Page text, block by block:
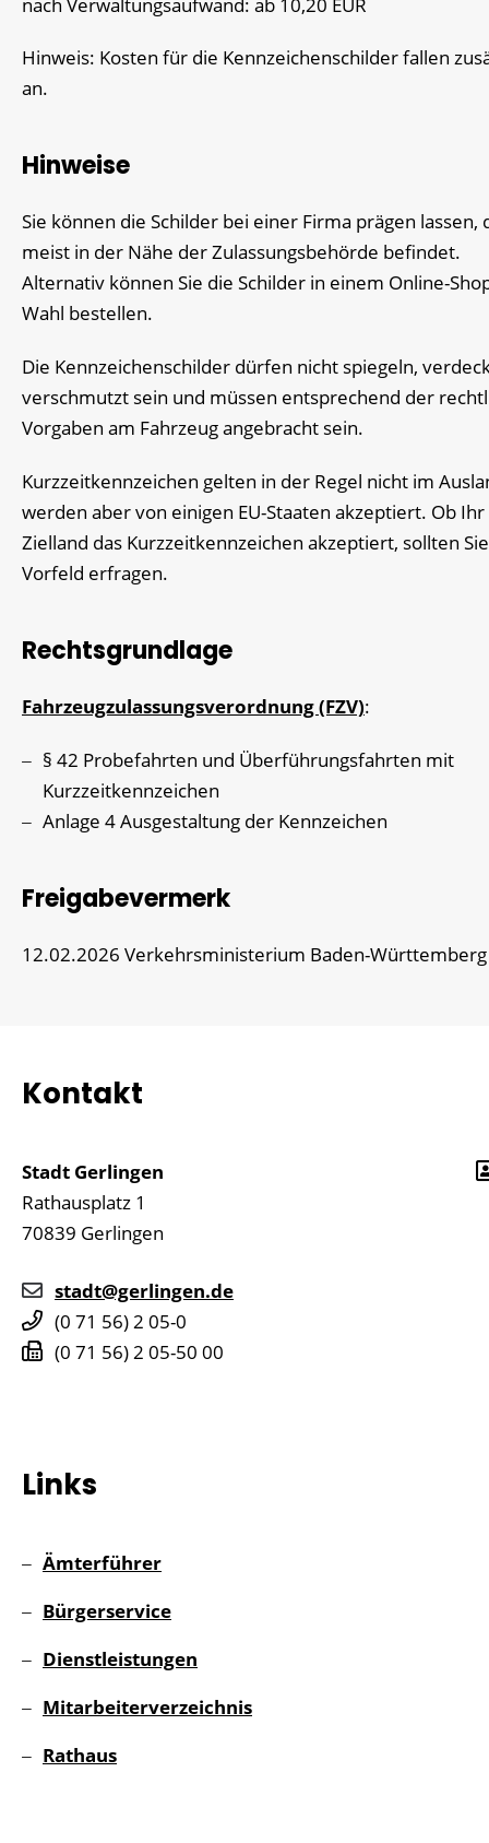
Hinweis: Kosten für die Kennzeichenschilder fallen
an.
Hinweise
Sie können die Schilder bei einer Firma prägen lassen,
meist in der Nähe der Zulassungsbehörde befindet.
Alternativ können Sie die Schilder in einem Online-
Wahl bestellen.
Die Kennzeichenschilder dürfen nicht spiegeln,
verschmutzt sein und müssen entsprechend der
Vorgaben am Fahrzeug angebracht sein.
Kurzzeitkennzeichen gelten in der Regel nicht im
werden aber von einigen EU-Staaten akzeptiert. Ob Ihr
Zielland das Kurzzeitkennzeichen akzeptiert, sollten
Vorfeld erfragen.
Rechtsgrundlage
Fahrzeugzulassungsverordnung (FZV):
§ 42 Probefahrten und Überführungsfahrten mit
Kurzzeitkennzeichen
Anlage 4 Ausgestaltung der Kennzeichen
Freigabevermerk
12.02.2026 Verkehrsministerium Baden-Württemberg
Kontakt
Stadt Gerlingen
Rathausplatz 1
70839 Gerlingen
stadt@gerlingen.de
(0 71 56) 2 05-0
(0 71 56) 2 05-50 00
Links
Ämterführer
Bürgerservice
Dienstleistungen
Mitarbeiterverzeichnis
Rathaus